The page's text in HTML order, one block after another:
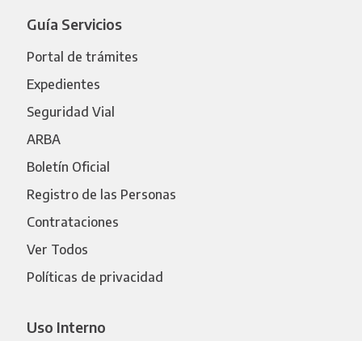
Guía Servicios
Portal de trámites
Expedientes
Seguridad Vial
ARBA
Boletín Oficial
Registro de las Personas
Contrataciones
Ver Todos
Políticas de privacidad
Uso Interno